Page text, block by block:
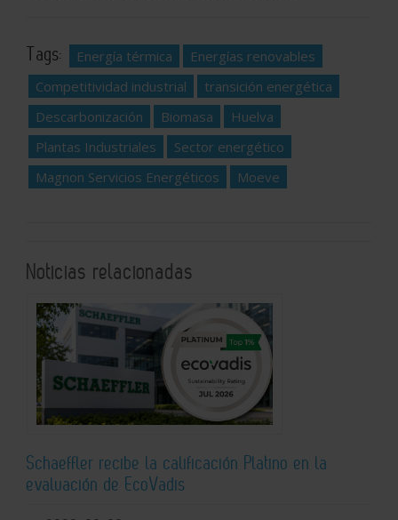
Tags: Energía térmica
Energías renovables
Competitividad industrial
transición energética
Descarbonización
Biomasa
Huelva
Plantas Industriales
Sector energético
Magnon Servicios Energéticos
Moeve
Noticias relacionadas
Schaeffler recibe la calificación Platino en la
evaluación de EcoVadis